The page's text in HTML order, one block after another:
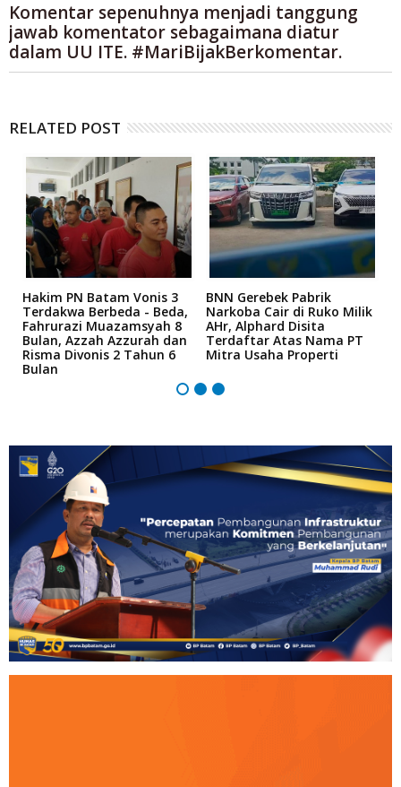
Komentar sepenuhnya menjadi tanggung
jawab komentator sebagaimana diatur
dalam UU ITE. #MariBijakBerkomentar.
RELATED POST
Hakim PN Batam Vonis 3
Terdakwa Berbeda - Beda,
Fahrurazi Muazamsyah 8
Bulan, Azzah Azzurah dan
Risma Divonis 2 Tahun 6
Bulan
BNN Gerebek Pabrik
Narkoba Cair di Ruko Milik
AHr, Alphard Disita
Terdaftar Atas Nama PT
Mitra Usaha Properti